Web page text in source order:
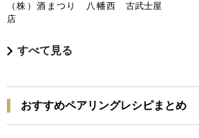
（株）酒まつり 八幡西
店
古武士屋
すべて見る
おすすめペアリングレシピまとめ